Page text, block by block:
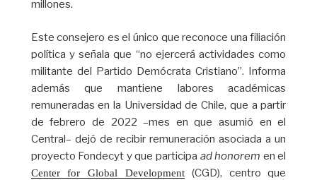
millones.
Este consejero es el único que reconoce una filiación
política y señala que “no ejercerá actividades como
militante del Partido Demócrata Cristiano”. Informa
además que mantiene labores académicas
remuneradas en la Universidad de Chile, que a partir
de febrero de 2022 –mes en que asumió en el
Central– dejó de recibir remuneración asociada a un
proyecto Fondecyt y que participa ad honorem en el
Center for Global Development (CGD), centro que